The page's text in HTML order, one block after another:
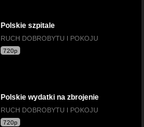
Polskie szpitale
RUCH DOBROBYTU I POKOJU
720p
Polskie wydatki na zbrojenie
RUCH DOBROBYTU I POKOJU
720p